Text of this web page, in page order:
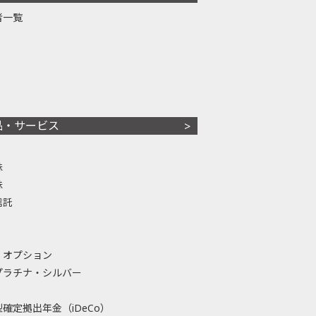
一覧
・サービス
託
プション
ラチナ・シルバー
定拠出年金（iDeCo）